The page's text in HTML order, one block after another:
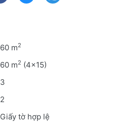
60 m2
60 m2 (4x15)
3
2
Giấy tờ hợp lệ